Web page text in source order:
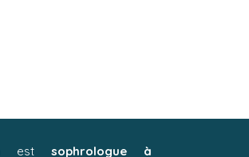
est sophrologue à